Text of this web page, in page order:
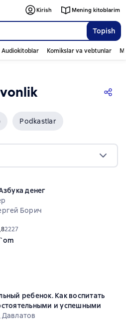
Topish
Kirish Mening kitoblarim
Audiokitoblar Komikslar va vebtunlar
Podkastlar
денег
Борич
рейтинг 4,8 на основе 2227 оценок
2227
ребенок. Как воспитать
и успешными